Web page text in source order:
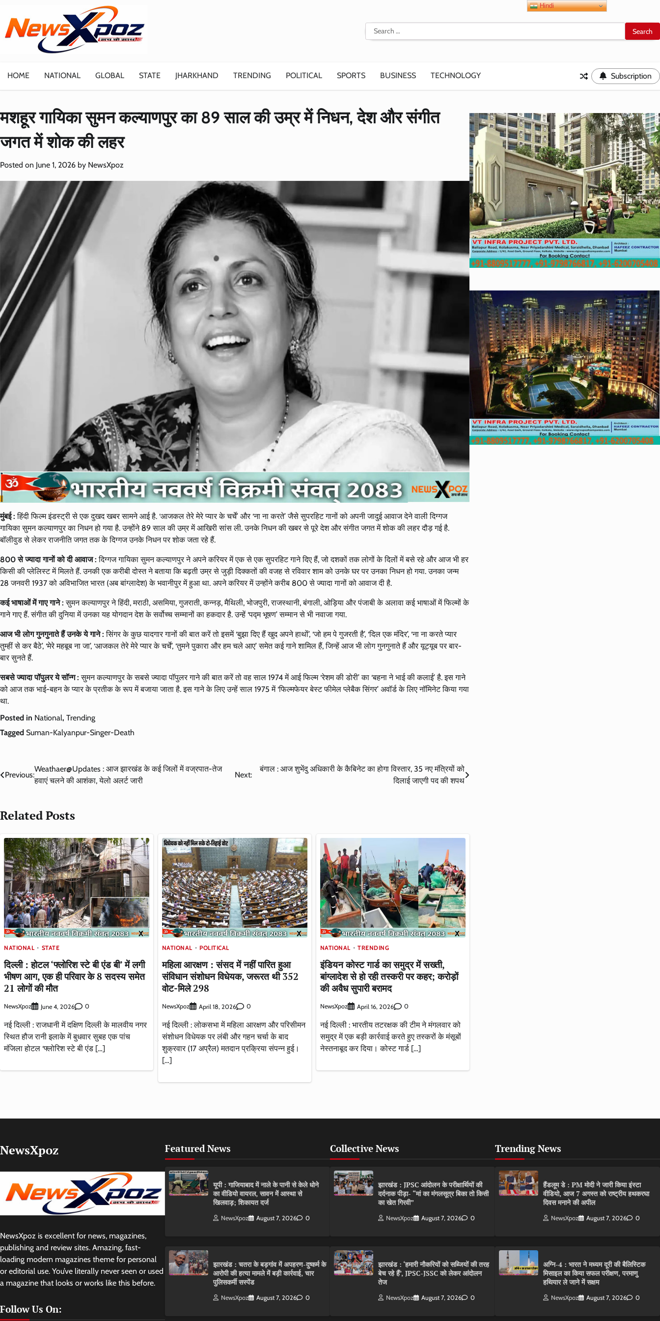
content
Search
for:
HOME NATIONAL GLOBAL STATE JHARKHAND TRENDING POLITICAL SPORTS BUSINESS TECHNOLOGY Subscription
मशहूर गायिका सुमन कल्याणपुर का 89 साल की उम्र में निधन, देश और संगीत
जगत में शोक की लहर
Posted on June 1, 2026 by NewsXpoz
मुंबई :हिंदी फिल्म इंडस्ट्री से एक दुखद खबर सामने आई है. ‘आजकल तेरे मेरे प्यार के चर्चे’ और ‘ना ना करते’ जैसे सुपरहिट गानों को अपनी जादुई आवाज देने वाली दिग्गज
गायिका सुमन कल्याणपुर का निधन हो गया है. उन्होंने 89 साल की उम्र में आखिरी सांस ली. उनके निधन की खबर से पूरे देश और संगीत जगत में शोक की लहर दौड़ गई है.
बॉलीवुड से लेकर राजनीति जगत तक के दिग्गज उनके निधन पर शोक जता रहे हैं.
800 से ज्यादा गानों को दी आवाज : दिग्गज गायिका सुमन कल्याणपुर ने अपने करियर में एक से एक सुपरहिट गाने दिए हैं, जो दशकों तक लोगों के दिलों में बसे रहे और आज भी हर
किसी की प्लेलिस्ट में मिलते हैं. उनकी एक करीबी दोस्त ने बताया कि बढ़ती उम्र से जुड़ी दिक्कतों की वजह से रविवार शाम को उनके घर पर उनका निधन हो गया. उनका जन्म
28 जनवरी 1937 को अविभाजित भारत (अब बांग्लादेश) के भवानीपुर में हुआ था. अपने करियर में उन्होंने करीब 800 से ज्यादा गानों को आवाज दी है.
कई भाषाओं में गाए गाने :सुमन कल्याणपुर ने हिंदी, मराठी, असमिया, गुजराती, कन्नड़, मैथिली, भोजपुरी, राजस्थानी, बंगाली, ओड़िया और पंजाबी के अलावा कई भाषाओं में फिल्मों के
गाने गाए हैं. संगीत की दुनिया में उनका यह योगदान देश के सर्वोच्च सम्मानों का हकदार है. उन्हें ‘पद्म भूषण’ सम्मान से भी नवाजा गया.
आज भी लोग गुनगुनाते हैं उनके ये गाने :सिंगर के कुछ यादगार गानों की बात करें तो इसमें ‘बुझा दिए हैं खुद अपने हाथों’, ‘जो हम पे गुजरती है’, ‘दिल एक मंदिर’, ‘ना ना करते प्यार
तुम्हीं से कर बैठे’, ‘मेरे महबूब ना जा’, ‘आजकल तेरे मेरे प्यार के चर्चे’, ‘तुमने पुकारा और हम चले आए’ समेत कई गाने शामिल हैं, जिन्हें आज भी लोग गुनगुनाते हैं और यूट्यूब पर बार-
बार सुनते हैं.
सबसे ज्यादा पॉपुलर ये सॉन्ग : सुमन कल्याणपुर के सबसे ज्यादा पॉपुलर गाने की बात करें तो वह साल 1974 में आई फिल्म ‘रेशम की डोरी’ का ‘बहना ने भाई की कलाई’ है. इस गाने
को आज तक भाई-बहन के प्यार के प्रतीक के रूप में बजाया जाता है. इस गाने के लिए उन्हें साल 1975 में ‘फिल्मफेयर बेस्ट फीमेल प्लेबैक सिंगर’ अवॉर्ड के लिए नॉमिनेट किया गया
था.
Posted in National, Trending
Tagged Suman-Kalyanpur-Singer-Death
Post
navigation
Previous:
Weathaer@Updates : आज झारखंड के कई जिलों में वज्रपात-तेज
हवाएं चलने की आशंका, येलो अलर्ट जारी
Next:
बंगाल : आज शुभेंदु अधिकारी के कैबिनेट का होगा विस्तार, 35 नए मंत्रियों को
दिलाई जाएगी पद की शपथ
Related Posts
NATIONAL STATE
दिल्ली : होटल ‘फ्लोरिश स्टे बी एंड बी’ में लगी
भीषण आग, एक ही परिवार के 8 सदस्य समेत
21 लोगों की मौत
NewsXpoz June 4, 2026 0
नई दिल्ली : राजधानी में दक्षिण दिल्ली के मालवीय नगर
स्थित हौज रानी इलाके में बुधवार सुबह एक पांच
मंजिला होटल ‘फ्लोरिश स्टे बी एंड […]
NATIONAL POLITICAL
महिला आरक्षण : संसद में नहीं पारित हुआ
संविधान संशोधन विधेयक, जरूरत थी 352
वोट-मिले 298
NewsXpoz April 18, 2026 0
नई दिल्ली : लोकसभा में महिला आरक्षण और परिसीमन
संशोधन विधेयक पर लंबी और गहन चर्चा के बाद
शुक्रवार (17 अप्रैल) मतदान प्रक्रिया संपन्न हुई।
[…]
NATIONAL TRENDING
इंडियन कोस्ट गार्ड का समुद्र में सख्ती,
बांग्लादेश से हो रही तस्करी पर कहर; करोड़ों
की अवैध सुपारी बरामद
NewsXpoz April 16, 2026 0
नई दिल्ली : भारतीय तटरक्षक की टीम ने मंगलवार को
समुद्र में एक बड़ी कार्रवाई करते हुए तस्करों के मंसूबों
नेस्तनाबूद कर दिया। कोस्ट गार्ड […]
NewsXpoz
NewsXpoz is excellent for news, magazines,
publishing and review sites. Amazing, fast-
loading modern magazines theme for personal
or editorial use. You’ve literally never seen or used
a magazine that looks or works like this before.
Follow Us On:
Featured News
यूपी : गाजियाबाद में नाले के पानी से केले धोने
का वीडियो वायरल, सावन में आस्था से
खिलवाड़; शिकायत दर्ज
NewsXpoz August 7, 2026 0
झारखंड : चतरा के बड़गांव में अपहरण-दुष्कर्म के
आरोपी की हत्या मामले में बड़ी कार्रवाई, चार
पुलिसकर्मी सस्पेंड
NewsXpoz August 7, 2026 0
Collective News
झारखंड : JPSC आंदोलन के परीक्षार्थियों की
दर्दनाक पीड़ा- “मां का मंगलसूत्र बिका तो किसी
का खेत गिरवी”
NewsXpoz August 7, 2026 0
झारखंड : ‘हमारी नौकरियों को सब्जियों की तरह
बेच रहे हैं’, JPSC-JSSC को लेकर आंदोलन
तेज
NewsXpoz August 7, 2026 0
Trending News
हैंडलूम डे : PM मोदी ने जारी किया इंस्टा
वीडियो, आज 7 अगस्त को राष्ट्रीय हथकरघा
दिवस मनाने की अपील
NewsXpoz August 7, 2026 0
अग्नि-4 : भारत ने मध्यम दूरी की बैलिस्टिक
मिसाइल का किया सफल परीक्षण, परमाणु
हथियार ले जाने में सक्षम
NewsXpoz August 7, 2026 0
Hindi